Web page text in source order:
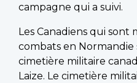
campagne qui a suivi.
Les Canadiens qui sont
combats en Normandie
cimetière militaire
Laize. Le cimetière